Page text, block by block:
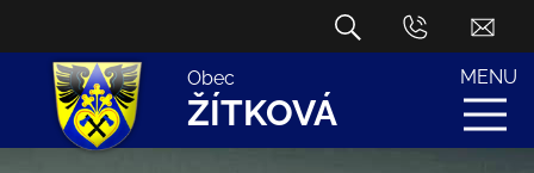
Obec
ŽÍTKOVÁ
MENU